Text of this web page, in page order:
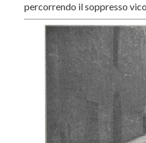
percorrendo il soppresso